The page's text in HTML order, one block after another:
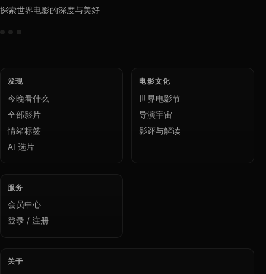
探索世界电影的深度与美好
发现
今晚看什么
全部影片
情绪标签
AI 选片
电影文化
世界电影节
导演宇宙
影评与解读
服务
会员中心
登录 / 注册
关于